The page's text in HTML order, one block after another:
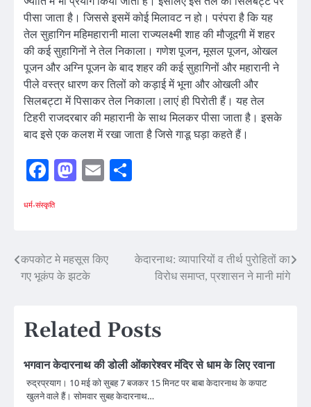
पीसा जाता है। जिससे इसमें कोई मिलावट न हो। परंपरा है कि यह
तेल सुहागिन महिमहारानी माला राज्यलक्ष्मी शाह की मौजूदगी में शहर
की कई सुहागिनों ने तेल निकाला। गणेश पूजन, मूसल पूजन, ओखल
पूजन और अग्नि पूजन के बाद शहर की कई सुहागिनों और महारानी ने
पीले वस्त्र धारण कर तिलों को कड़ाई में भूना और ओखली और
सिलबट्टा में पिसाकर तेल निकाला।लाएं ही पिरोती हैं। यह तेल
टिहरी राजदरबार की महारानी के साथ मिलकर पीसा जाता है। इसके
बाद इसे एक कलश में रखा जाता है जिसे गाडू घड़ा कहते हैं।
Facebook
Mastodon
Email
धर्म-संस्कृति
Post
navigation
कपकोट मे महसूस किए
गए भूकंप के झटके
केदारनाथ: व्यापारियों व तीर्थ पुरोहितों का
विरोध समाप्त, प्रशासन ने मानी मांगे
Related Posts
भगवान केदारनाथ की डोली ओंकारेश्वर मंदिर से धाम के लिए रवाना
रुद्रप्रयाग। 10 मई को सुबह 7 बजकर 15 मिनट पर बाबा केदारनाथ के कपाट
खुलने वाले हैं। सोमवार सुबह केदारनाथ…